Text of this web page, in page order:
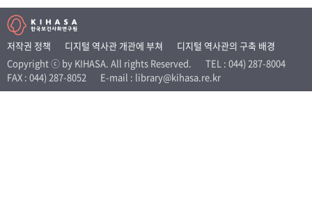
저작권 정책 디지털 역사관 개관에 부쳐
디지털 역사관의 구축 배경
Copyright ⓒ by KIHASA. All rights Reserved.
TEL : 044) 287-8004
FAX : 044) 287-8052
E-mail : library@kihasa.re.kr